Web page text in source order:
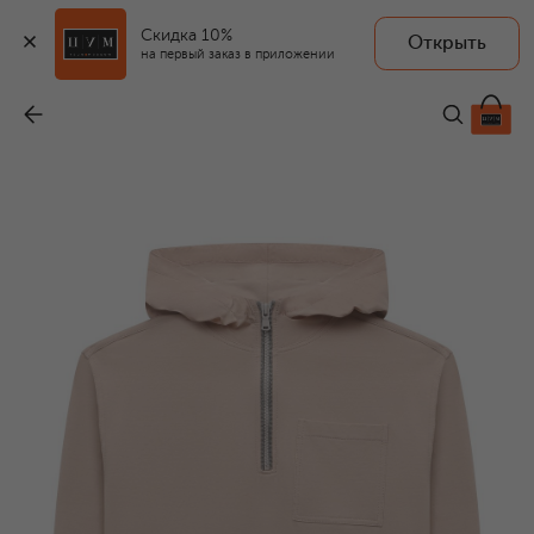
Скидка 10%
на первый заказ в приложении
Открыть
38 950 ₽